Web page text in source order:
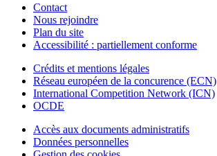
Contact
Nous rejoindre
Plan du site
Accessibilité : partiellement conforme
Crédits et mentions légales
Réseau européen de la concurence (ECN)
International Competition Network (ICN)
OCDE
Accès aux documents administratifs
Données personnelles